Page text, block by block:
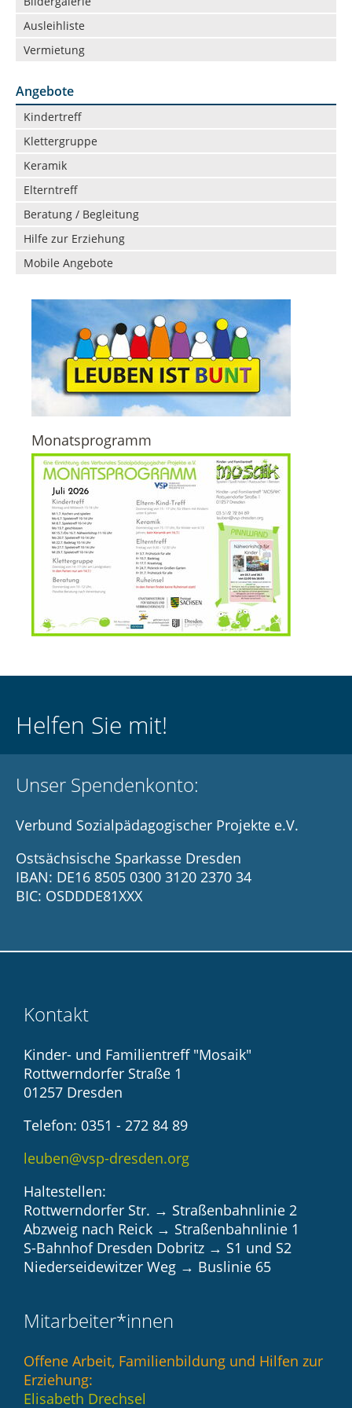
Ausleihliste
Vermietung
Angebote
Navigation
überspringen
Kindertreff
Klettergruppe
Keramik
Elterntreff
Beratung / Begleitung
Hilfe zur Erziehung
Mobile Angebote
Monatsprogramm
Helfen Sie mit!
Unser Spendenkonto:
Verbund Sozialpädagogischer Projekte e.V.
Ostsächsische Sparkasse Dresden
IBAN: DE16 8505 0300 3120 2370 34
BIC: OSDDDE81XXX
Kontakt
Kinder- und Familientreff "Mosaik"
Rottwerndorfer Straße 1
01257 Dresden
Telefon: 0351 - 272 84 89
leuben@vsp-dresden.org
Haltestellen:
Rottwerndorfer Str. → Straßenbahnlinie 2
Abzweig nach Reick → Straßenbahnlinie 1
S-Bahnhof Dresden Dobritz → S1 und S2
Niederseidewitzer Weg → Buslinie 65
Mitarbeiter*innen
Offene Arbeit, Familienbildung und Hilfen zur
Erziehung:
Elisabeth Drechsel
Vermietung
Datenschutz in der Beratungsstelle